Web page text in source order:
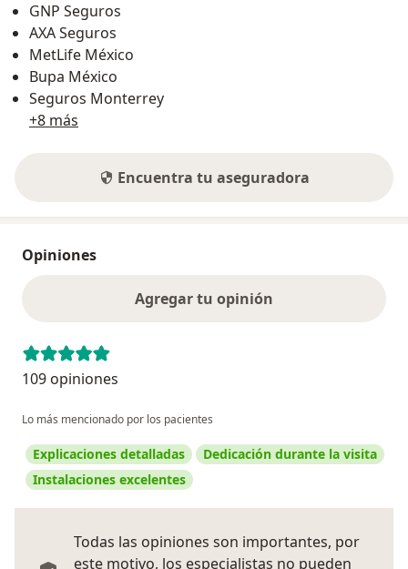
GNP Seguros
AXA Seguros
MetLife México
Bupa México
Seguros Monterrey
+8 más
Encuentra tu aseguradora
Opiniones
Agregar tu opinión
109 opiniones
Lo más mencionado por los pacientes
Explicaciones detalladas
Dedicación durante la visita
Instalaciones excelentes
Todas las opiniones son importantes, por
este motivo, los especialistas no pueden